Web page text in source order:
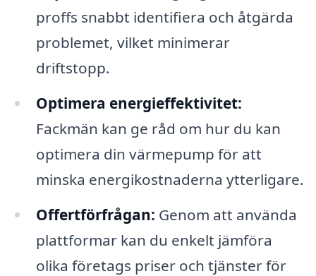
proffs snabbt identifiera och åtgärda
problemet, vilket minimerar
driftstopp.
Optimera energieffektivitet:
Fackmän kan ge råd om hur du kan
optimera din värmepump för att
minska energikostnaderna ytterligare.
Offertförfrågan: Genom att använda
plattformar kan du enkelt jämföra
olika företags priser och tjänster för